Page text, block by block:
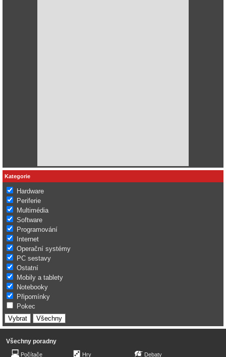
Kategorie
Hardware
Periferie
Multimédia
Software
Programování
Internet
Operační systémy
PC sestavy
Ostatní
Mobily a tablety
Notebooky
Připomínky
Pokec
Všechny poradny
Počítače Hry Debaty